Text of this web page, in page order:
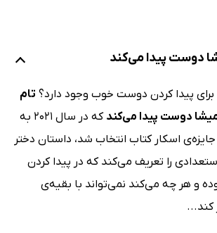
دوست پیدا می‌کند
برای پیدا کردن دوست خوب وجود دارد؟ تام
دوست پیدا می‌کند
که در سال 2021 به
جایزه‌ی اسکار کتاب انتخاب شد، داستان دختر
را تعریف می‌کند که در پیدا کردن
و هر چه می‌کند نمی‌تواند با بقیه‌ی
کند...